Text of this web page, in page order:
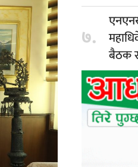
७.
बैठक